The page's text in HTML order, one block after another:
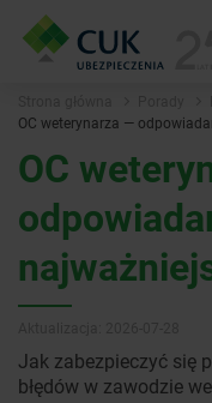
OC weterynarza —
OC
Jak zabezpieczyć się
błędów w zawodzie